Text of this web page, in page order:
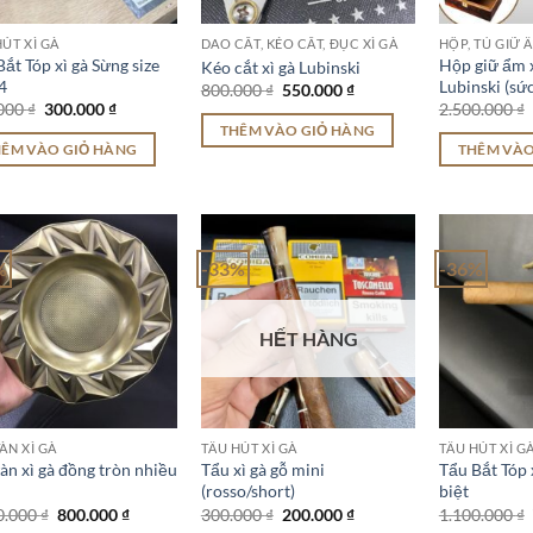
XÌ GÀ
Tóp xì gà Sừng size
₫ Giá
là:
500.000 ₫.
300.000₫Giá
tại
là:
VÀO GIỎ HÀNG
DAO CẮT, KÉO CẮT, ĐỤC XÌ GÀ
Kéo cắt xì gà Lubinski
800.000₫ Giá
là:
800.000 ₫.
550.000₫Giá
tại
là:
THÊM VÀO GIỎ HÀNG
HỘP, TỦ GIỮ
Hộp giữ ẩm
Lubinski
2.500.000₫
THÊM
XÌ GÀ
xì gà đồng tròn nhiều
₫ Giá
800.000₫Giá
-33%
HẾT HÀNG
TẨU HÚT XÌ GÀ
Tẩu xì gà gỗ mini
(rosso/short)
300.000₫ Giá
200.000₫Giá
-36%
TẨU HÚT XÌ GÀ
Tẩu Bắt Tóp
biệt
1.100.000₫